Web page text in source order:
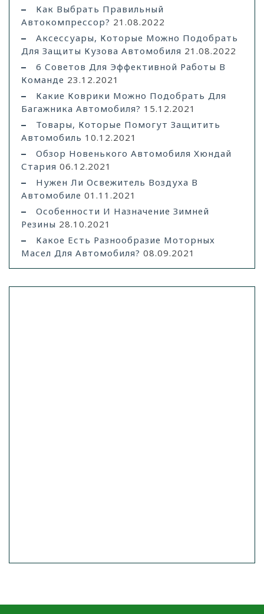
Как Выбрать Правильный
Автокомпрессор? 21.08.2022
Аксессуары, Которые Можно Подобрать
Для Защиты Кузова Автомобиля 21.08.2022
6 Советов Для Эффективной Работы В
Команде 23.12.2021
Какие Коврики Можно Подобрать Для
Багажника Автомобиля? 15.12.2021
Товары, Которые Помогут Защитить
Автомобиль 10.12.2021
Обзор Новенького Автомобиля Хюндай
Стария 06.12.2021
Нужен Ли Освежитель Воздуха В
Автомобиле 01.11.2021
Особенности И Назначение Зимней
Резины 28.10.2021
Какое Есть Разнообразие Моторных
Масел Для Автомобиля? 08.09.2021